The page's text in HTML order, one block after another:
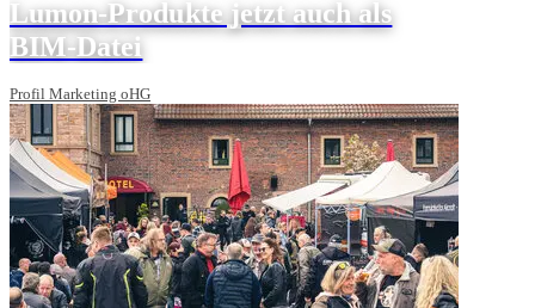
Lumon-Produkte jetzt auch als
BIM-Datei
Profil Marketing oHG